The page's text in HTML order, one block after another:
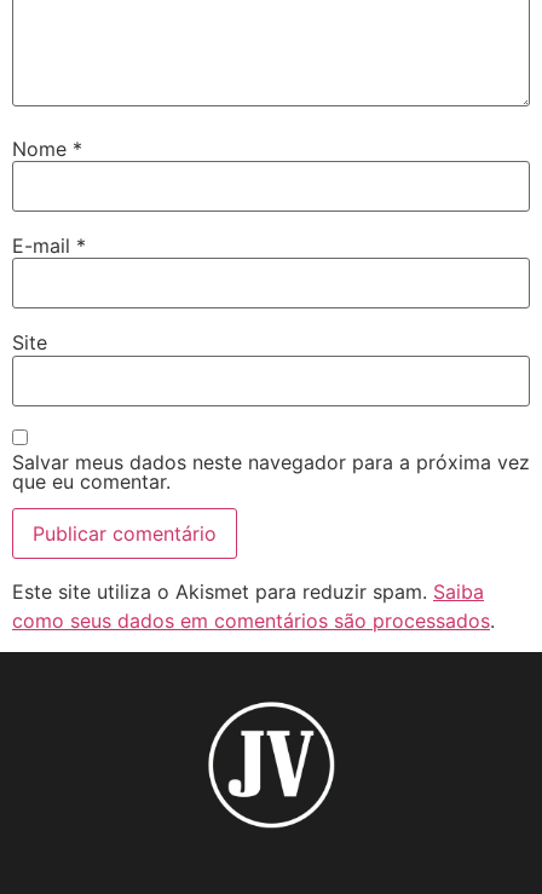
Nome *
E-mail *
Site
Salvar meus dados neste navegador para a próxima vez
que eu comentar.
Este site utiliza o Akismet para reduzir spam. Saiba
como seus dados em comentários são processados.